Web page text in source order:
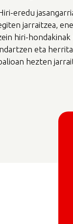
eredu
jarraitzea,
hiri-
eta
hezten